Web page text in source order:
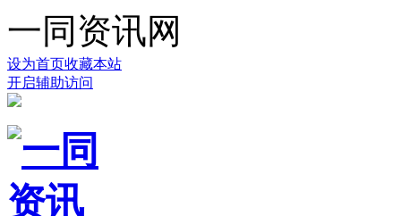
一同资讯网
设为首页收藏本站
开启辅助访问